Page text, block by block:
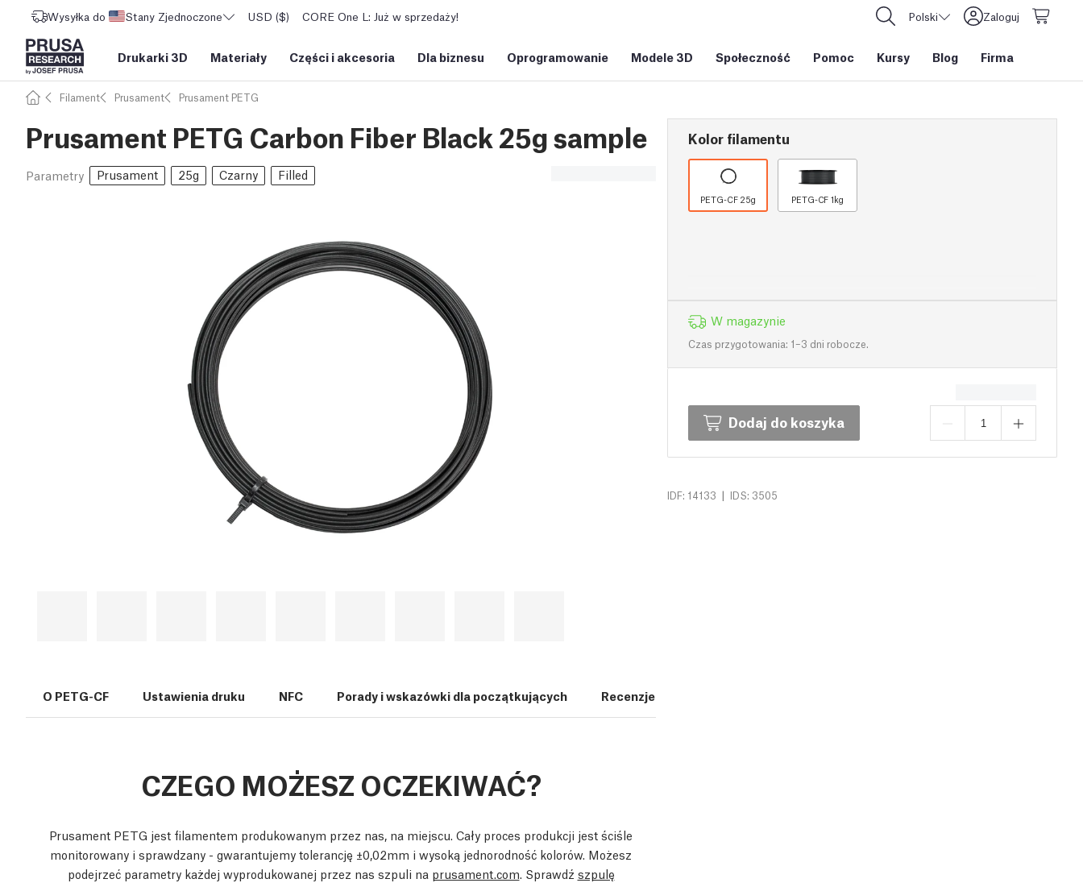
Wysyłka do Stany Zjednoczone USD ($) CORE One L: Już w sprzedaży! Polski Zaloguj
Drukarki 3D Materiały Części i akcesoria Dla biznesu Oprogramowanie Modele 3D Społeczność Pomoc Kursy Blog Firma
Filament Prusament Prusament PETG
Prusament PETG Carbon Fiber Black 25g sample
Parametry Prusament 25g Czarny Filled
Kolor filamentu
PETG-CF 25g PETG-CF 1kg
W magazynie
Czas przygotowania: 1–3 dni robocze.
Dodaj do koszyka
IDF: 14133 | IDS: 3505
O PETG-CF Ustawienia druku NFC Porady i wskazówki dla początkujących Recenzje (0)
CZEGO MOŻESZ OCZEKIWAĆ?
Prusament PETG jest filamentem produkowanym przez nas, na miejscu. Cały proces produkcji jest ściśle
monitorowany i sprawdzany - gwarantujemy tolerancję ±0,02mm i wysoką jednorodność kolorów. Możesz
podejrzeć parametry każdej wyprodukowanej przez nas szpuli na prusament.com. Sprawdź szpulę